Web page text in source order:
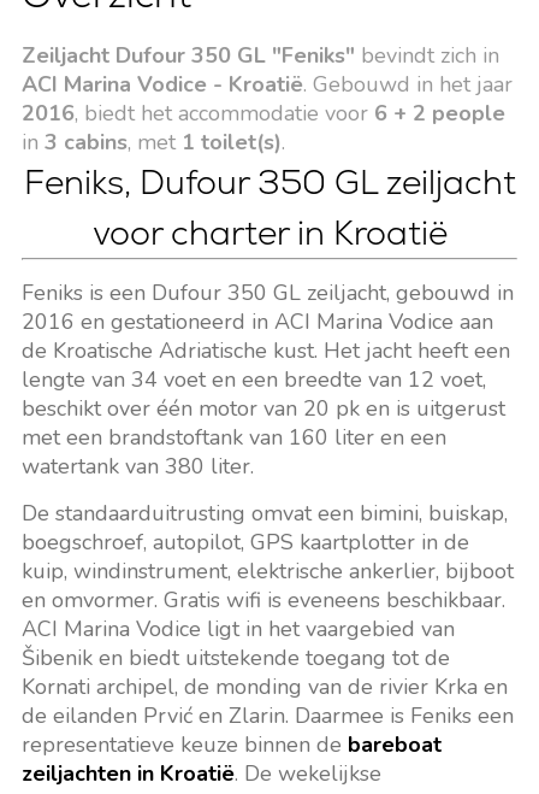
Zeiljacht Dufour 350 GL "Feniks" bevindt zich in
ACI Marina Vodice - Kroatië. Gebouwd in het jaar
2016, biedt het accommodatie voor 6 + 2 people
in 3 cabins, met 1 toilet(s).
Feniks, Dufour 350 GL zeiljacht
voor charter in Kroatië
Feniks is een Dufour 350 GL zeiljacht, gebouwd in
2016 en gestationeerd in ACI Marina Vodice aan
de Kroatische Adriatische kust. Het jacht heeft een
lengte van 34 voet en een breedte van 12 voet,
beschikt over één motor van 20 pk en is uitgerust
met een brandstoftank van 160 liter en een
watertank van 380 liter.
De standaarduitrusting omvat een bimini, buiskap,
boegschroef, autopilot, GPS kaartplotter in de
kuip, windinstrument, elektrische ankerlier, bijboot
en omvormer. Gratis wifi is eveneens beschikbaar.
ACI Marina Vodice ligt in het vaargebied van
Šibenik en biedt uitstekende toegang tot de
Kornati archipel, de monding van de rivier Krka en
de eilanden Prvić en Zlarin. Daarmee is Feniks een
representatieve keuze binnen de bareboat
zeiljachten in Kroatië. De wekelijkse